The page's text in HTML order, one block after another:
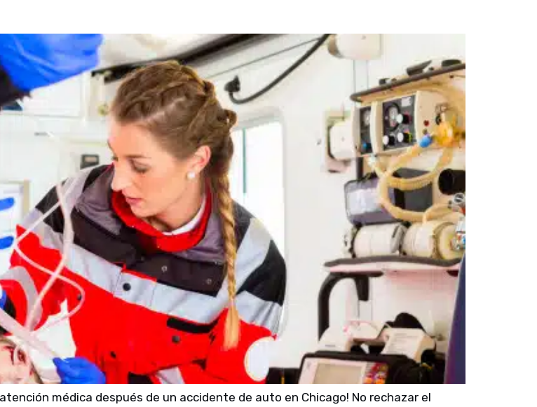
médica después de un accidente de auto en Chicago! No rechazar el